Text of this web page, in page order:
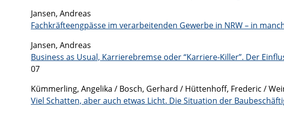
Jansen, Andreas
Fachkräfteengpässe im verarbeitenden Gewerbe in NRW – in
Jansen, Andreas
Business as Usual, Karrierebremse oder “Karriere-Killer”. Der
07
Kümmerling, Angelika / Bosch, Gerhard / Hüttenhoff, Frederic /
Viel Schatten, aber auch etwas Licht. Die Situation der